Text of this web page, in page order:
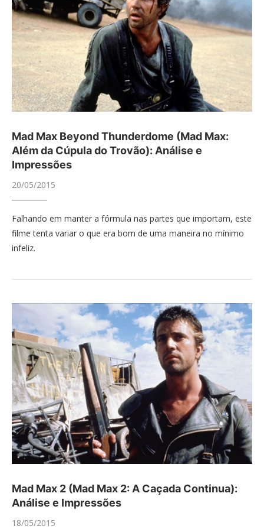
Mad Max Beyond Thunderdome (Mad Max:
Além da Cúpula do Trovão): Análise e
Impressões
20/05/2015
Falhando em manter a fórmula nas partes que importam, este
filme tenta variar o que era bom de uma maneira no mínimo
infeliz.
Mad Max 2 (Mad Max 2: A Caçada Continua):
Análise e Impressões
18/05/2015